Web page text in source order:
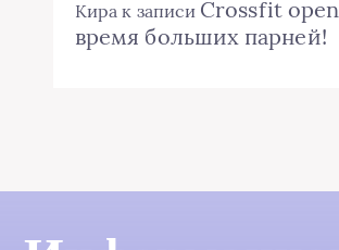
Кира к записи Crossfit open
время больших парней!